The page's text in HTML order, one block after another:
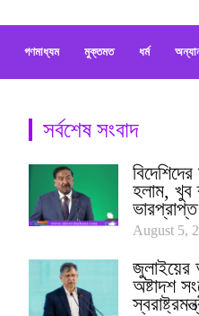
গণমাধ্যম মুক্তমত ধর্ম
সর্বশেষ সংবাদ
হলাম, খুব
ভারপ্রাপ্ত
August 5,
জুলাইয়ের
অষ্টাদশ